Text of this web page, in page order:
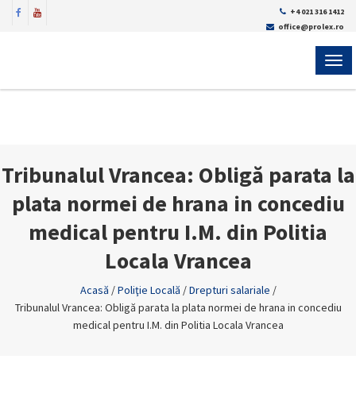
+4 021 316 1412
office@prolex.ro
Tribunalul Vrancea: Obligă parata la
plata normei de hrana in concediu
medical pentru I.M. din Politia
Locala Vrancea
Acasă /Poliţie Locală /Drepturi salariale /
Tribunalul Vrancea: Obligă parata la plata normei de hrana in concediu
medical pentru I.M. din Politia Locala Vrancea